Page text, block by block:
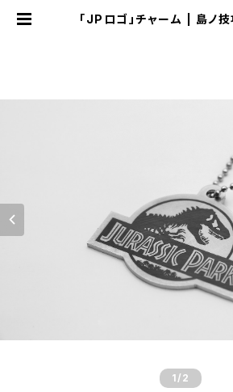
「JPロゴ」チャーム | 島ノ
1 /2